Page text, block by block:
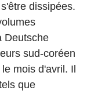
dissipées.
Deutsche
sud-coréen
mois d'avril. Il
que